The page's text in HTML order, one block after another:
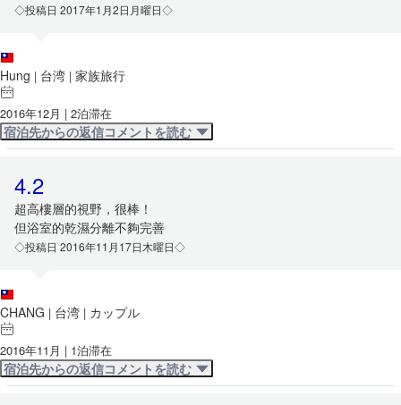
◇投稿日 2017年1月2日月曜日◇
Hung | 台湾 | 家族旅行
2016年12月 | 2泊滞在
宿泊先からの返信コメントを読む
4.2
超高樓層的視野，很棒！
但浴室的乾濕分離不夠完善
◇投稿日 2016年11月17日木曜日◇
CHANG | 台湾 | カップル
2016年11月 | 1泊滞在
宿泊先からの返信コメントを読む